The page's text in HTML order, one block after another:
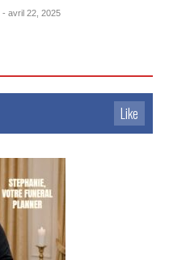
- avril 22, 2025
Like